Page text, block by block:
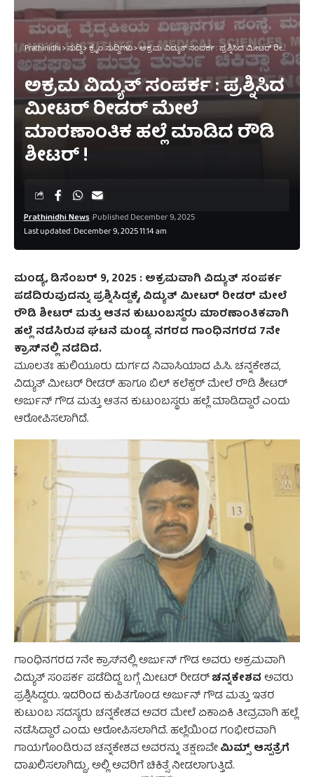
Prathinidhi>ಸುದ್ದಿ>ಕ್ರೈಂ ಸುದ್ದಿಗಳು>ಅಕ್ರಮ ವಿದ್ಯುತ್ ಸಂಪರ್ಕ : ಪ್ರಶ್ನಿಸಿದ ಮೀಟರ್ ರೀಡರ್ ಮೇಲೆ ಮಾರಣಾಂತಿಕ ಹಲ್ಲೆ ಮಾಡಿದ ರೌಡಿ ಶೀಟರ್ !
ಅಕ್ರಮ ವಿದ್ಯುತ್ ಸಂಪರ್ಕ : ಪ್ರಶ್ನಿಸಿದ
ಮೀಟರ್ ರೀಡರ್ ಮೇಲೆ
ಮಾರಣಾಂತಿಕ ಹಲ್ಲೆ ಮಾಡಿದ ರೌಡಿ
ಶೀಟರ್ !
Last updated: December 9, 2025 11:14 am
Prathinidhi News Published December 9, 2025
ಮಂಡ್ಯ, ಡಿಸೆಂಬರ್‌ 9, 2025 : ಅಕ್ರಮವಾಗಿ ವಿದ್ಯುತ್ ಸಂಪರ್ಕ
ಪಡೆದಿರುವುದನ್ನು ಪ್ರಶ್ನಿಸಿದ್ದಕ್ಕೆ, ವಿದ್ಯುತ್ ಮೀಟರ್ ರೀಡರ್ ಮೇಲೆ
ರೌಡಿ ಶೀಟರ್ ಮತ್ತು ಆತನ ಕುಟುಂಬಸ್ಥರು ಮಾರಣಾಂತಿಕವಾಗಿ
ಹಲ್ಲೆ ನಡೆಸಿರುವ ಘಟನೆ ಮಂಡ್ಯ ನಗರದ ಗಾಂಧಿನಗರದ 7ನೇ
ಕ್ರಾಸ್‌ನಲ್ಲಿ ನಡೆದಿದೆ.
ಮೂಲತಃ ಹುಲಿಯೂರು ದುರ್ಗದ ನಿವಾಸಿಯಾದ ಪಿ.ಸಿ. ಚನ್ನಕೇಶವ,
ವಿದ್ಯುತ್ ಮೀಟರ್ ರೀಡರ್ ಹಾಗೂ ಬಿಲ್ ಕಲೆಕ್ಟರ್ ಮೇಲೆ ರೌಡಿ ಶೀಟರ್
ಅರ್ಜುನ್ ಗೌಡ ಮತ್ತು ಆತನ ಕುಟುಂಬಸ್ಥರು ಹಲ್ಲೆ ಮಾಡಿದ್ದಾರೆ ಎಂದು
ಆರೋಪಿಸಲಾಗಿದೆ.‌
ಗಾಂಧಿನಗರದ 7ನೇ ಕ್ರಾಸ್‌ನಲ್ಲಿ ಅರ್ಜುನ್ ಗೌಡ ಅವರು ಅಕ್ರಮವಾಗಿ
ವಿದ್ಯುತ್ ಸಂಪರ್ಕ ಪಡೆದಿದ್ದ ಬಗ್ಗೆ ಮೀಟರ್ ರೀಡರ್ಚನ್ನಕೇಶವ ಅವರು
ಪ್ರಶ್ನಿಸಿದ್ದರು. ಇದರಿಂದ ಕುಪಿತಗೊಂಡ ಅರ್ಜುನ್ ಗೌಡ ಮತ್ತು ಇತರ
ಕುಟುಂಬ ಸದಸ್ಯರು ಚನ್ನಕೇಶವ ಅವರ ಮೇಲೆ ಏಕಾಏಕಿ ತೀವ್ರವಾಗಿ ಹಲ್ಲೆ
ನಡೆಸಿದ್ದಾರೆ ಎಂದು ಆರೋಪಿಸಲಾಗಿದೆ. ಹಲ್ಲೆಯಿಂದ ಗಂಭೀರವಾಗಿ
ಗಾಯಗೊಂಡಿರುವ ಚನ್ನಕೇಶವ ಅವರನ್ನು ತಕ್ಷಣವೇಮಿಮ್ಸ್ ಆಸ್ಪತ್ರೆಗೆ
ದಾಖಲಿಸಲಾಗಿದ್ದು, ಅಲ್ಲಿ ಅವರಿಗೆ ಚಿಕಿತ್ಸೆ ನೀಡಲಾಗುತ್ತಿದೆ.